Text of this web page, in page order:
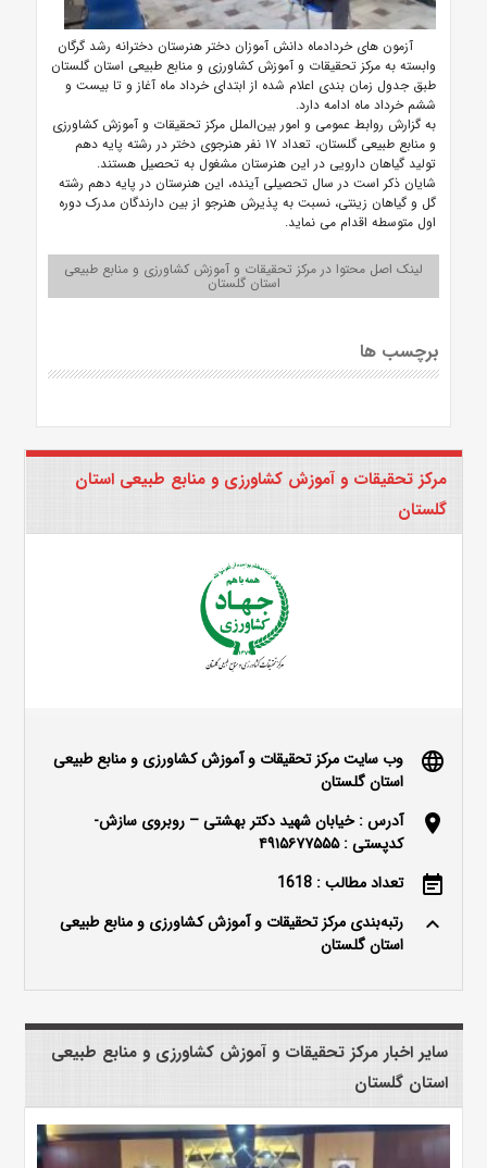
آزمون های خردادماه دانش آموزان دختر هنرستان دخترانه رشد گرگان
وابسته به مرکز تحقیقات و آموزش کشاورزی و منابع طبیعی استان گلستان
طبق جدول زمان بندی اعلام شده از ابتدای خرداد ماه آغاز و تا بیست و
ششم خرداد ماه ادامه دارد.
به گزارش روابط عمومی و امور بین‌الملل مرکز تحقیقات و آموزش کشاورزی
و منابع طبیعی گلستان، تعداد ۱۷ نفر هنرجوی دختر در رشته پایه دهم
تولید گیاهان دارویی در این هنرستان مشغول به تحصیل هستند.
شایان ذکر است در سال تحصیلی آینده، این هنرستان در پایه دهم رشته
گل و گیاهان زینتی، نسبت به پذیرش هنرجو از بین دارندگان مدرک دوره
اول متوسطه اقدام می نماید.
لینک اصل محتوا در مرکز تحقیقات و آموزش کشاورزی و منابع طبیعی
استان گلستان
برچسب ها
مرکز تحقیقات و آموزش کشاورزی و منابع طبیعی استان
گلستان
language
وب سایت مرکز تحقیقات و آموزش کشاورزی و منابع طبیعی
استان گلستان
location_on
آدرس : خیابان شهید دکتر بهشتی – روبروی سازش-
کدپستی : ۴۹۱۵۶۷۷۵۵۵
event_note تعداد مطالب : 1618
keyboard_arrow_up
رتبه‌بندی مرکز تحقیقات و آموزش کشاورزی و منابع طبیعی
استان گلستان
سایر اخبار مرکز تحقیقات و آموزش کشاورزی و منابع طبیعی
استان گلستان